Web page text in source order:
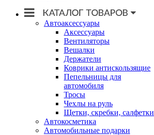
Автоаксессуары
Аксессуары
Вентиляторы
Вешалки
Держатели
Коврики антискользящие
Пепельницы для
автомобиля
Тросы
Чехлы на руль
Щетки, скребки, салфетки
Автокосметика
Автомобильные подарки